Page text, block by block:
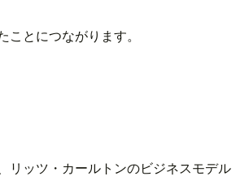
ことにつながります。
リッツ・カールトンのビジネスモデル